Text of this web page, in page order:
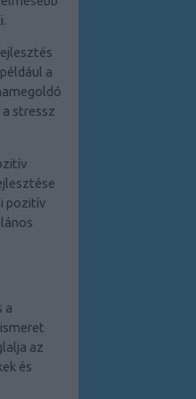
a
a stressz
pozitív
a
az
és